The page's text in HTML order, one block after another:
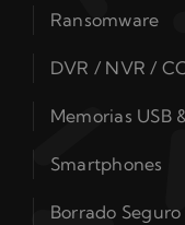
Ransomware
DVR / NVR /
Memorias USB
Smartphones
Borrado Seguro